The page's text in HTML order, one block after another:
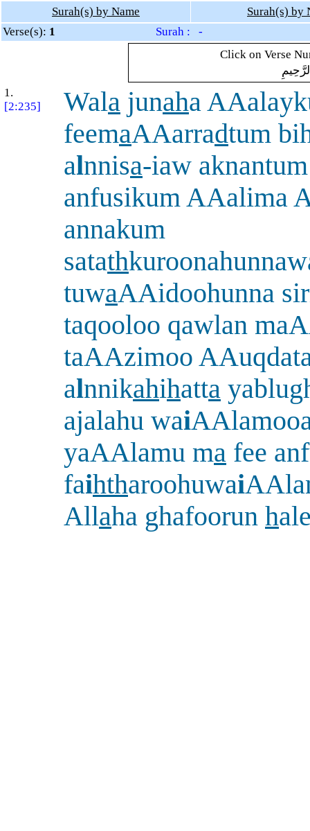
Surah(s) by Name
Surah(s) by
Verse(s): 1
Surah : -
Click on Verse
1.
[2:235]
Wala junaha
feemaAAarradtum
alnnisa-iaw
anfusikum AAalima
annakum
satath
tuwaAAidoohunna
taqooloo qawlan
taAAzimoo
alnnikahihatta
ajalahu wai
yaAAlamu ma fee
faihtharoohuwai
Allaha ghafoorun h